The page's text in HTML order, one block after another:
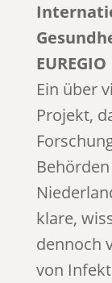
EUREGIO
Ein über
Projekt,
klare,
dennoch
von